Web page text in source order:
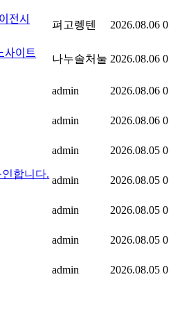
펴고렝텐 2026.08.06 0
나누솔처눌 2026.08.06 0
admin 2026.08.06 0
admin 2026.08.06 0
admin 2026.08.05 0
인합니다.
admin 2026.08.05 0
admin 2026.08.05 0
admin 2026.08.05 0
admin 2026.08.05 0